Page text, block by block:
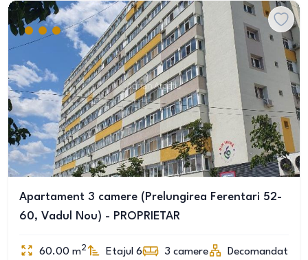
Apartament 3 camere (Prelungirea Ferentari 52-
60, Vadul Nou) - PROPRIETAR
60.00 m2 Etajul 6 3 camere Decomandat